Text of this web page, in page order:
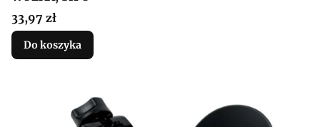
Cena
33,97 zł
Do koszyka